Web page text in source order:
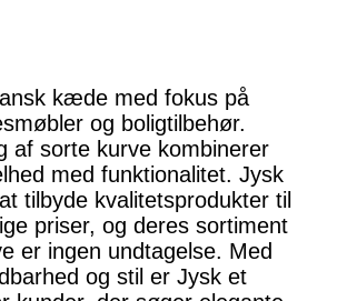
kæde med fokus på
og boligtilbehør.
af sorte kurve kombinerer
med funktionalitet. Jysk
tilbyde kvalitetsprodukter til
priser, og deres sortiment
er ingen undtagelse. Med
og stil er Jysk et